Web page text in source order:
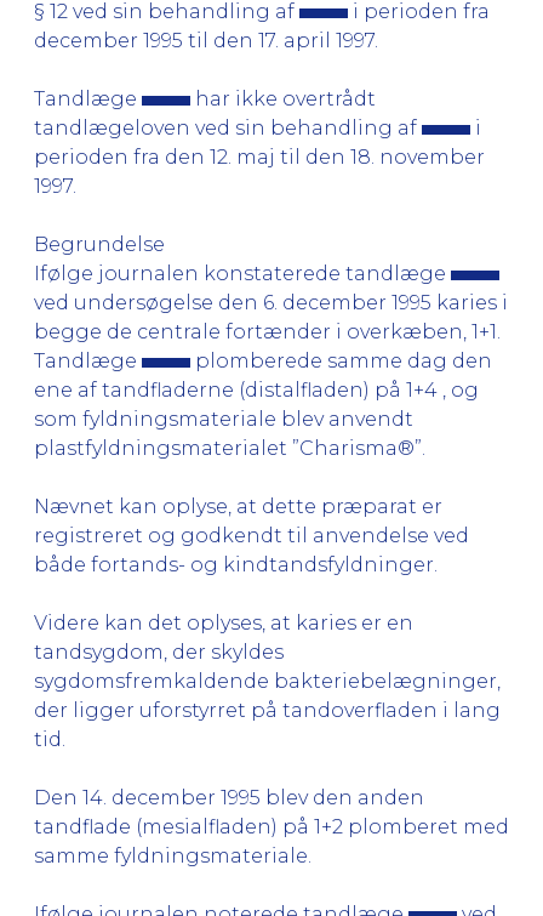
§ 12 ved sin behandling af
i perioden fra
december 1995 til den 17. april 1997.
Tandlæge
har ikke overtrådt
tandlægeloven ved sin behandling af
i
perioden fra den 12. maj til den 18. november
1997.
Begrundelse
Ifølge journalen konstaterede tandlæge
ved undersøgelse den 6. december 1995 karies i
begge de centrale fortænder i overkæben, 1+1.
Tandlæge
plomberede samme dag den
ene af tandfladerne (distalfladen) på 1+4 , og
som fyldningsmateriale blev anvendt
plastfyldningsmaterialet ”Charisma®”.
Nævnet kan oplyse, at dette præparat er
registreret og godkendt til anvendelse ved
både fortands- og kindtandsfyldninger.
Videre kan det oplyses, at karies er en
tandsygdom, der skyldes
sygdomsfremkaldende bakteriebelægninger,
der ligger uforstyrret på tandoverfladen i lang
tid.
Den 14. december 1995 blev den anden
tandflade (mesialfladen) på 1+2 plomberet med
samme fyldningsmateriale.